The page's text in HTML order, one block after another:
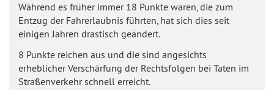
Während es früher immer 18 Punkte waren, die zum
Entzug der Fahrerlaubnis führten, hat sich dies seit
einigen Jahren drastisch geändert.
8 Punkte reichen aus und die sind angesichts
erheblicher Verschärfung der Rechtsfolgen bei Taten im
Straßenverkehr schnell erreicht.